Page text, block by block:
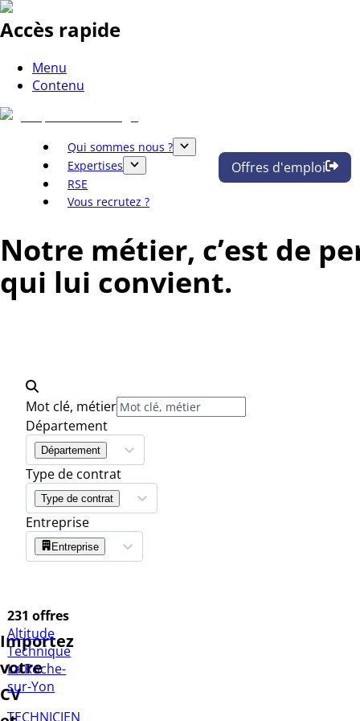
Accès rapide
Menu
Contenu
Qui sommes nous ?
Expertises
RSE
Vous recrutez ?
Offres d'emploi
Notre métier, c’est de
qui lui convient.
Mot clé, métier
Département
Département
Type de contrat
Type de contrat
Entreprise
Entreprise
Importez
votre
CV
231 offres
Altitude
Technique
La Roche-
sur-Yon
TECHNICIEN